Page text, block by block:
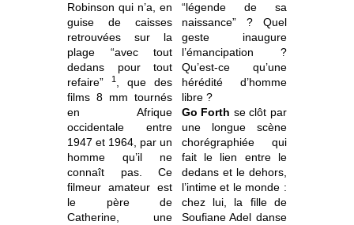
Robinson qui n’a, en
guise de caisses
retrouvées sur la
plage “avec tout
dedans pour tout
refaire”1
, que des
films 8 mm tournés
en Afrique
occidentale entre
1947 et 1964, par un
homme qu’il ne
connaît pas. Ce
filmeur amateur est
le père de
Catherine, une
“légende de sa
naissance” ? Quel
geste inaugure
l’émancipation ?
Qu’est-ce qu’une
hérédité d’homme
libre ?
Go Forth se clôt par
une longue scène
chorégraphiée qui
fait le lien entre le
dedans et le dehors,
l’intime et le monde :
chez lui, la fille de
Soufiane Adel danse